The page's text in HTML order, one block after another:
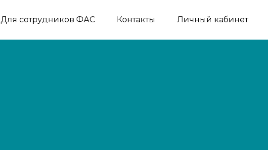
Для сотрудников ФАС Контакты Личный кабинет